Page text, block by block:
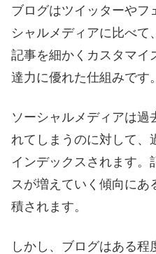
ブログはツイッターやフ
シャルメディアに比べて
記事を細かくカスタマイ
達力に優れた仕組みです。
ソーシャルメディアは過
れてしまうのに対して、
インデックスされます。
スが増えていく傾向に
積されます。
しかし、ブログはある